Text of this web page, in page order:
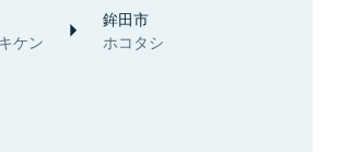
ケン
鉾田市
ホコタシ